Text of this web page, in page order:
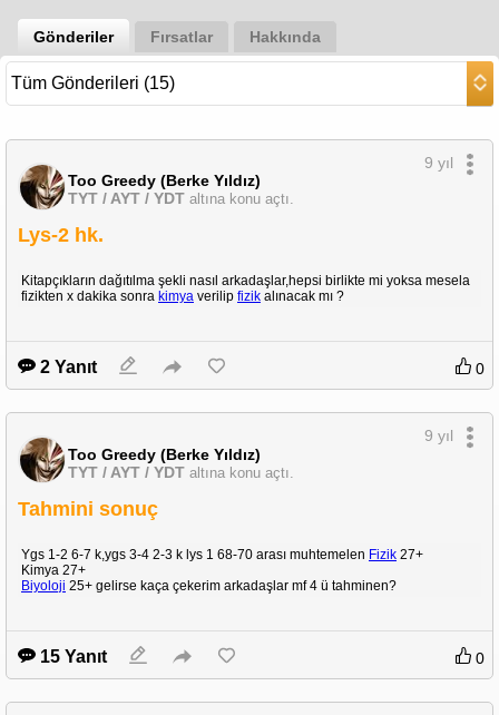
Gönderiler Fırsatlar Hakkında
Too Greedy (Berke Yıldız)
TYT / AYT / YDT altına konu açtı.
9 yıl
Lys-2 hk.
Kitapçıkların dağıtılma şekli nasıl arkadaşlar,hepsi birlikte mi yoksa mesela
fizikten x dakika sonra kimya verilip fizik alınacak mı ?
2 Yanıt 0
Too Greedy (Berke Yıldız)
TYT / AYT / YDT altına konu açtı.
9 yıl
Tahmini sonuç
Ygs 1-2 6-7 k,ygs 3-4 2-3 k lys 1 68-70 arası muhtemelen Fizik 27+
Kimya 27+
Biyoloji 25+ gelirse kaça çekerim arkadaşlar mf 4 ü tahminen?
15 Yanıt 0